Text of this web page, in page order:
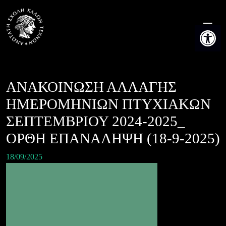
Ανοίξτε
content
ΑΝΑΚΟΙΝΩΣΗ ΑΛΛΑΓΗΣ
ΗΜΕΡΟΜΗΝΙΩΝ ΠΤΥΧΙΑΚΩΝ
ΣΕΠΤΕΜΒΡΙΟΥ 2024-2025_
ΟΡΘΗ ΕΠΑΝΑΛΗΨΗ (18-9-2025)
18/09/2025